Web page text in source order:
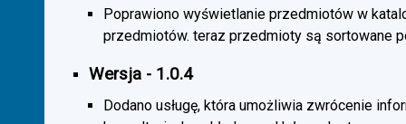
Poprawiono wyświetlanie przedmiotów w
przedmiotów. teraz przedmioty są sortowane
Wersja - 1.0.4
Dodano usługę, która umożliwia zwrócenie